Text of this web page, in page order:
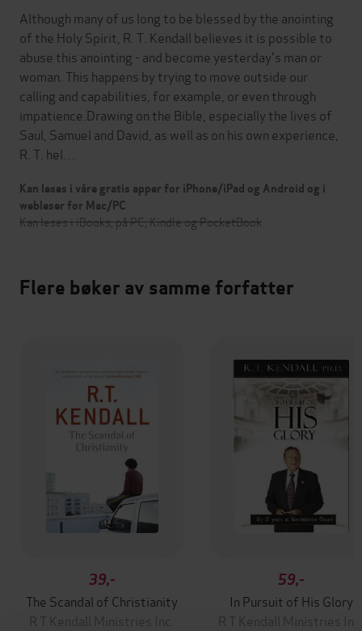
Although many of us long to be blessed by the anointing
of the Holy Spirit, R. T. Kendall believes it is possible to
abuse this anointing - and become yesterday's man or
woman. This happens by trying to move outside our
calling and capabilities, for example, or even through
impatience.Drawing on the Bible, especially the lives of
Saul, Samuel and David, as well as on his own experience,
R. T. hel…
Kan leses i våre gratis apper for iPhone/iPad og Android og i
webleser for Mac/PC
Kan leses i iBooks, på PC, Kindle og PocketBook
Flere bøker av samme forfatter
39,-
The Scandal of Christianity
R T Kendall Ministries Inc.
59,-
In Pursuit of His Glory
R T Kendall Ministries